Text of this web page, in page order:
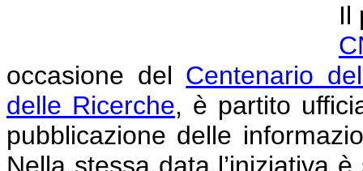
Il
occasione del Centenario
delle Ricerche, è partito
pubblicazione delle